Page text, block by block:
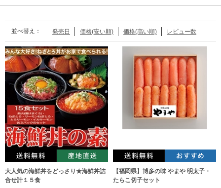
並べ替え： 発売日 価格(安い順) 価格(高い順) レビュー数
大人気の海鮮丼をどっさり★海鮮丼詰
合せ計１５食
【福岡県】博多の味 やまや 明太子・
たらこ切子セット